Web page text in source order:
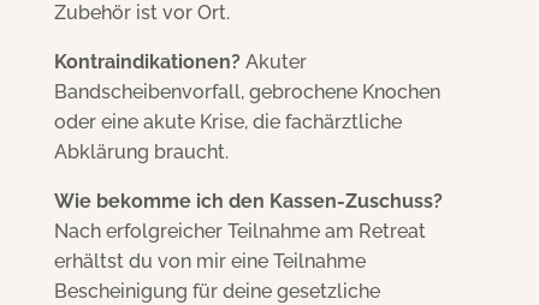
Zubehör ist vor Ort.
Kontraindikationen? Akuter
Bandscheibenvorfall, gebrochene Knochen
oder eine akute Krise, die fachärztliche
Abklärung braucht.
Wie bekomme ich den Kassen-Zuschuss?
Nach erfolgreicher Teilnahme am Retreat
erhältst du von mir eine Teilnahme
Bescheinigung für deine gesetzliche